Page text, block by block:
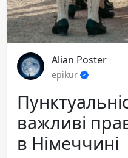
Alian Poster
epikur
важливі
в Німеччині